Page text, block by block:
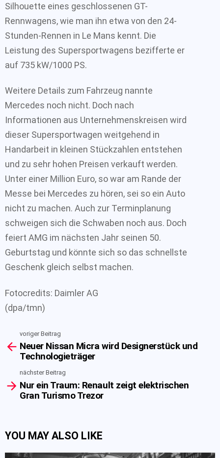
Silhouette eines geschlossenen GT-
Rennwagens, wie man ihn etwa von den 24-
Stunden-Rennen in Le Mans kennt. Die
Leistung des Supersportwagens bezifferte er
auf 735 kW/1000 PS.
Weitere Details zum Fahrzeug nannte
Mercedes noch nicht. Doch nach
Informationen aus Unternehmenskreisen wird
dieser Supersportwagen weitgehend in
Handarbeit in kleinen Stückzahlen entstehen
und zu sehr hohen Preisen verkauft werden.
Unter einer Million Euro, so war am Rande der
Messe bei Mercedes zu hören, sei so ein Auto
nicht zu machen. Auch zur Terminplanung
schweigen sich die Schwaben noch aus. Doch
feiert AMG im nächsten Jahr seinen 50.
Geburtstag und könnte sich so das schnellste
Geschenk gleich selbst machen.
Fotocredits: Daimler AG
(dpa/tmn)
more
voriger Beitrag
Neuer Nissan Micra wird Designerstück und
Technologieträger
nächster Beitrag
Nur ein Traum: Renault zeigt elektrischen
Gran Turismo Trezor
YOU MAY ALSO LIKE